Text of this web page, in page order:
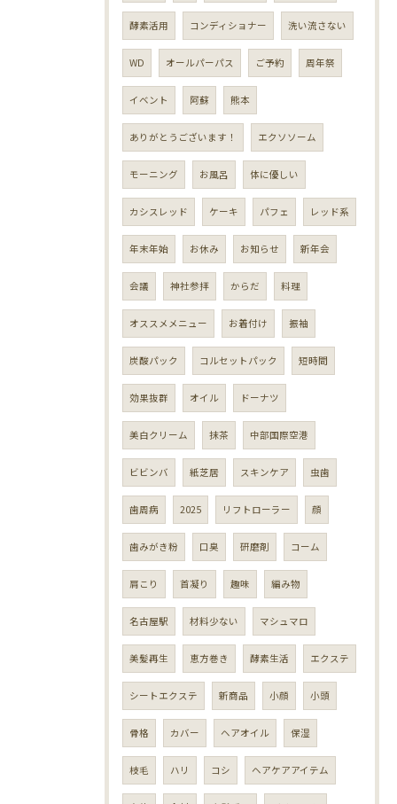
酵素活用 コンディショナー 洗い流さない
WD オールパーパス ご予約 周年祭
イベント 阿蘇 熊本
ありがとうございます！ エクソソーム
モーニング お風呂 体に優しい
カシスレッド ケーキ パフェ レッド系
年末年始 お休み お知らせ 新年会
会議 神社参拝 からだ 料理
オススメメニュー お着付け 振袖
炭酸パック コルセットパック 短時間
効果抜群 オイル ドーナツ
美白クリーム 抹茶 中部国際空港
ビビンバ 紙芝居 スキンケア 虫歯
歯周病 2025 リフトローラー 顔
歯みがき粉 口臭 研磨剤 コーム
肩こり 首凝り 趣味 編み物
名古屋駅 材料少ない マシュマロ
美髪再生 恵方巻き 酵素生活 エクステ
シートエクステ 新商品 小顔 小頭
骨格 カバー ヘアオイル 保湿
枝毛 ハリ コシ ヘアケアアイテム